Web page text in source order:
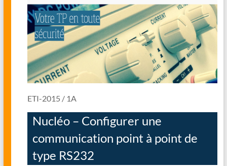
ETI-2015 / 1A
Nucléo – Configurer une
communication point à point de
type RS232